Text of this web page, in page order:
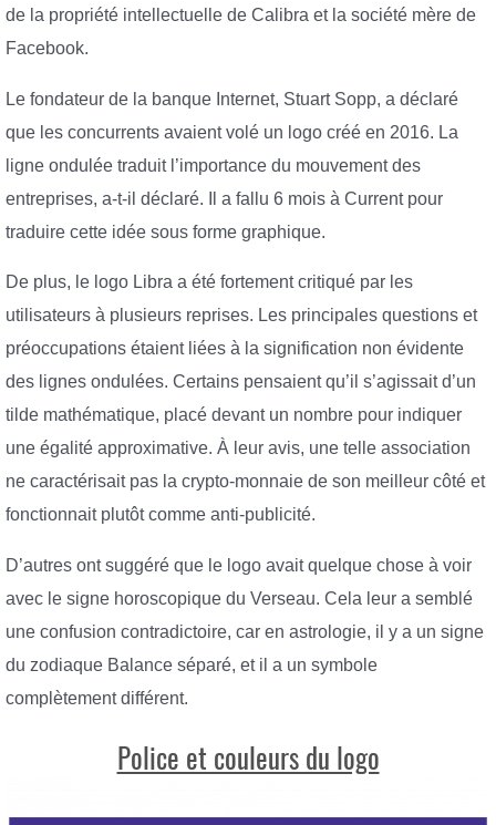
de la propriété intellectuelle de Calibra et la société mère de
Facebook.
Le fondateur de la banque Internet, Stuart Sopp, a déclaré
que les concurrents avaient volé un logo créé en 2016. La
ligne ondulée traduit l’importance du mouvement des
entreprises, a-t-il déclaré. Il a fallu 6 mois à Current pour
traduire cette idée sous forme graphique.
De plus, le logo Libra a été fortement critiqué par les
utilisateurs à plusieurs reprises. Les principales questions et
préoccupations étaient liées à la signification non évidente
des lignes ondulées. Certains pensaient qu’il s’agissait d’un
tilde mathématique, placé devant un nombre pour indiquer
une égalité approximative. À leur avis, une telle association
ne caractérisait pas la crypto-monnaie de son meilleur côté et
fonctionnait plutôt comme anti-publicité.
D’autres ont suggéré que le logo avait quelque chose à voir
avec le signe horoscopique du Verseau. Cela leur a semblé
une confusion contradictoire, car en astrologie, il y a un signe
du zodiaque Balance séparé, et il a un symbole
complètement différent.
Police et couleurs du logo